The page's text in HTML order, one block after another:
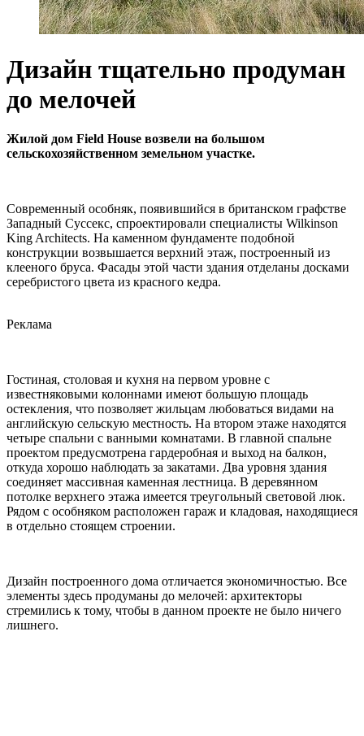
Дизайн тщательно продуман
до мелочей
Жилой дом Field House возвели на большом
сельскохозяйственном земельном участке.
Современный особняк, появившийся в британском графстве
Западный Суссекс, спроектировали специалисты Wilkinson
King Architects. На каменном фундаменте подобной
конструкции возвышается верхний этаж, построенный из
клееного бруса. Фасады этой части здания отделаны досками
серебристого цвета из красного кедра.
Реклама
Гостиная, столовая и кухня на первом уровне с
известняковыми колоннами имеют большую площадь
остекления, что позволяет жильцам любоваться видами на
английскую сельскую местность. На втором этаже находятся
четыре спальни с ванными комнатами. В главной спальне
проектом предусмотрена гардеробная и выход на балкон,
откуда хорошо наблюдать за закатами. Два уровня здания
соединяет массивная каменная лестница. В деревянном
потолке верхнего этажа имеется треугольный световой люк.
Рядом с особняком расположен гараж и кладовая, находящиеся
в отдельно стоящем строении.
Дизайн построенного дома отличается экономичностью. Все
элементы здесь продуманы до мелочей: архитекторы
стремились к тому, чтобы в данном проекте не было ничего
лишнего.